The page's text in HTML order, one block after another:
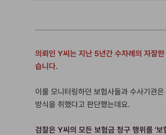
의뢰인 Y씨는 지난 5년간 수차례의 자잘
습니다.
이를 모니터링하던 보험사들과 수사기관
방식을 취했다고 판단했는데요.
검찰은 Y씨의 모든 보험금 청구 행위를 '